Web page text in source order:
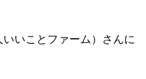
いことファーム）さんに